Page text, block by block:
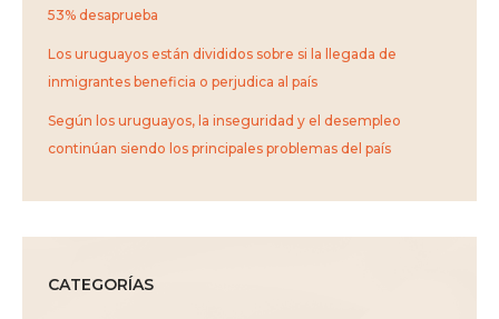
53% desaprueba
Los uruguayos están divididos sobre si la llegada de
inmigrantes beneficia o perjudica al país
Según los uruguayos, la inseguridad y el desempleo
continúan siendo los principales problemas del país
CATEGORÍAS